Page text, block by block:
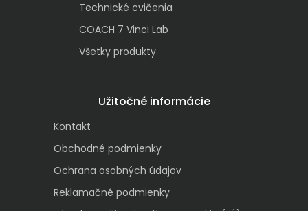
Technické cvičenia
COACH 7 Vinci Lab
Všetky produkty
Užitočné informácie
Kontakt
Obchodné podmienky
Ochrana osobných údajov
Reklamačné podmienky